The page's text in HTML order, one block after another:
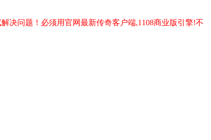
决问题！必须用官网最新传奇客户端,1108商业版引擎!不